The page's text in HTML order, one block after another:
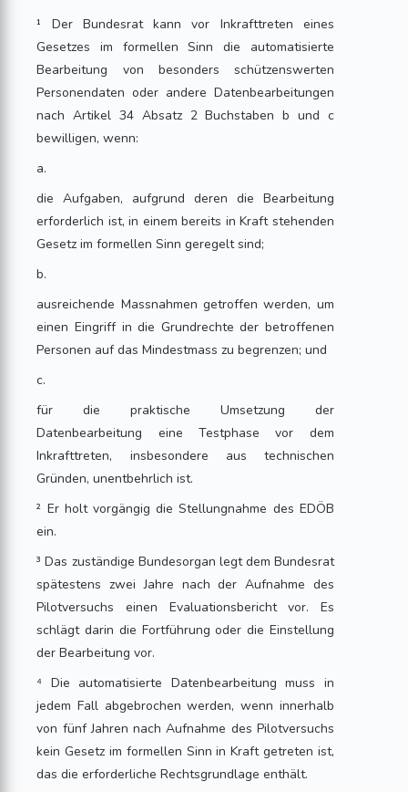
¹ Der Bundesrat kann vor Inkrafttreten eines
Gesetzes im formellen Sinn die automatisierte
Bearbeitung von besonders schützenswerten
Personendaten oder andere Datenbearbeitungen
nach Artikel 34 Absatz 2 Buchstaben b und c
bewilligen, wenn:
a.
die Aufgaben, aufgrund deren die Bearbeitung
erforderlich ist, in einem bereits in Kraft stehenden
Gesetz im formellen Sinn geregelt sind;
b.
ausreichende Massnahmen getroffen werden, um
einen Eingriff in die Grundrechte der betroffenen
Personen auf das Mindestmass zu begrenzen; und
c.
für die praktische Umsetzung der
Datenbearbeitung eine Testphase vor dem
Inkrafttreten, insbesondere aus technischen
Gründen, unentbehrlich ist.
² Er holt vorgängig die Stellungnahme des EDÖB
ein.
³ Das zuständige Bundesorgan legt dem Bundesrat
spätestens zwei Jahre nach der Aufnahme des
Pilotversuchs einen Evaluationsbericht vor. Es
schlägt darin die Fortführung oder die Einstellung
der Bearbeitung vor.
⁴ Die automatisierte Datenbearbeitung muss in
jedem Fall abgebrochen werden, wenn innerhalb
von fünf Jahren nach Aufnahme des Pilotversuchs
kein Gesetz im formellen Sinn in Kraft getreten ist,
das die erforderliche Rechtsgrundlage enthält.